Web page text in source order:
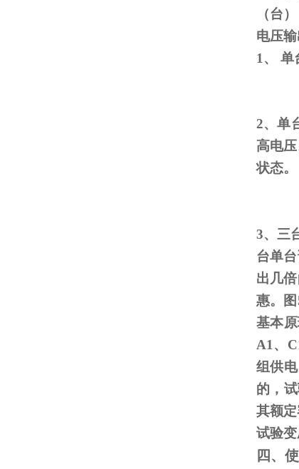
（台
电压
1、 单
2、单
高电
状态。
3、三
台单
出几
惠。图
基本
A1 、
组供
的，
其额定
试验
四、